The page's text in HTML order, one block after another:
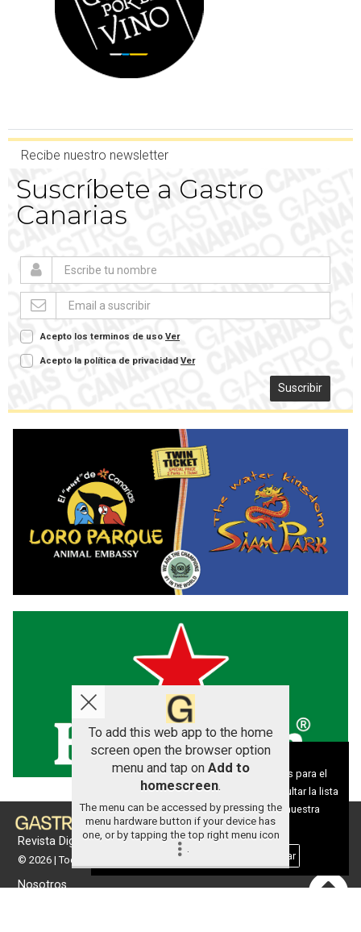
Recibe nuestro newsletter
Suscríbete a Gastro
Canarias
Acepto los terminos de uso Ver
Acepto la política de privacidad Ver
Suscribir
Revista Digital de gastronomía
© 2026 | Todos los derechos reservados
Nosotros
To add this web app to the home
screen open the browser option
menu and tap on Add to
homescreen.
The menu can be accessed by pressing the
menu hardware button if your device has
one, or by tapping the top right menu icon
.
Aviso sobre el Uso de cookies:
Utilizamos cookies nuestras y de terceros para el
funcionamiento del digital. Puedes consultar la lista
de cookies y como desconectarlas. Ver nuestra
Política de Privacidad y Cookies
Aceptar Cookies Personalizar